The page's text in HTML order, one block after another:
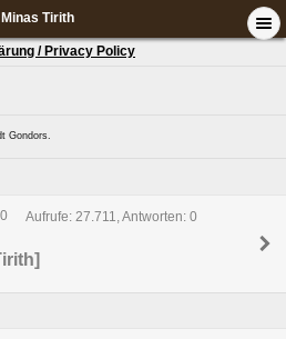
Minas Tirith
/ Privacy Policy
Gondors.
Aufrufe: 27.711, Antworten: 0